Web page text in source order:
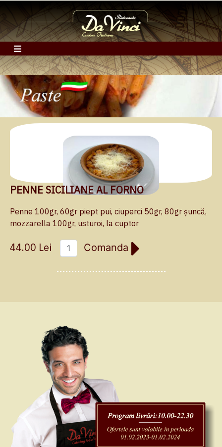
PENNE SICILIANE AL FORNO
Penne 100gr, 60gr piept pui, ciuperci 50gr, 80gr șuncă,
mozzarella 100gr, usturoi, la cuptor
44.00 Lei Comanda